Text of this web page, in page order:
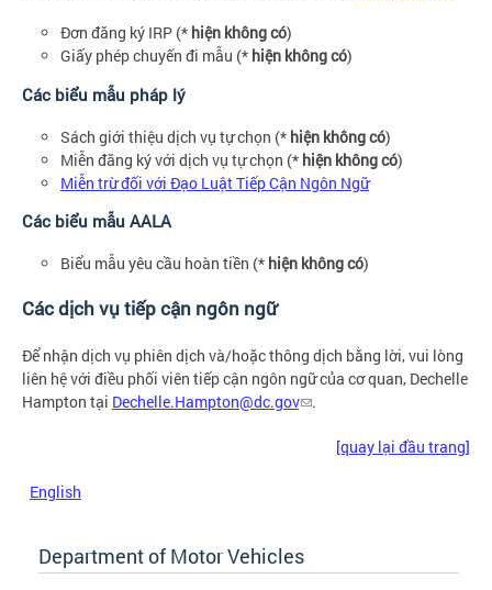
Đơn đăng ký IRP (* hiện không có)
Giấy phép chuyến đi mẫu (* hiện không có)
Các biểu mẫu pháp lý
Sách giới thiệu dịch vụ tự chọn (* hiện không có)
Miễn đăng ký với dịch vụ tự chọn (* hiện không có)
Miễn trừ đối với Đạo Luật Tiếp Cận Ngôn Ngữ
Các biểu mẫu AALA
Biểu mẫu yêu cầu hoàn tiền (* hiện không có)
Các dịch vụ tiếp cận ngôn ngữ
Để nhận dịch vụ phiên dịch và/hoặc thông dịch bằng lời, vui lòng
liên hệ với điều phối viên tiếp cận ngôn ngữ của cơ quan, Dechelle
Hampton tại Dechelle.Hampton@dc.gov .
[quay lại đầu trang]
English
Department of Motor Vehicles